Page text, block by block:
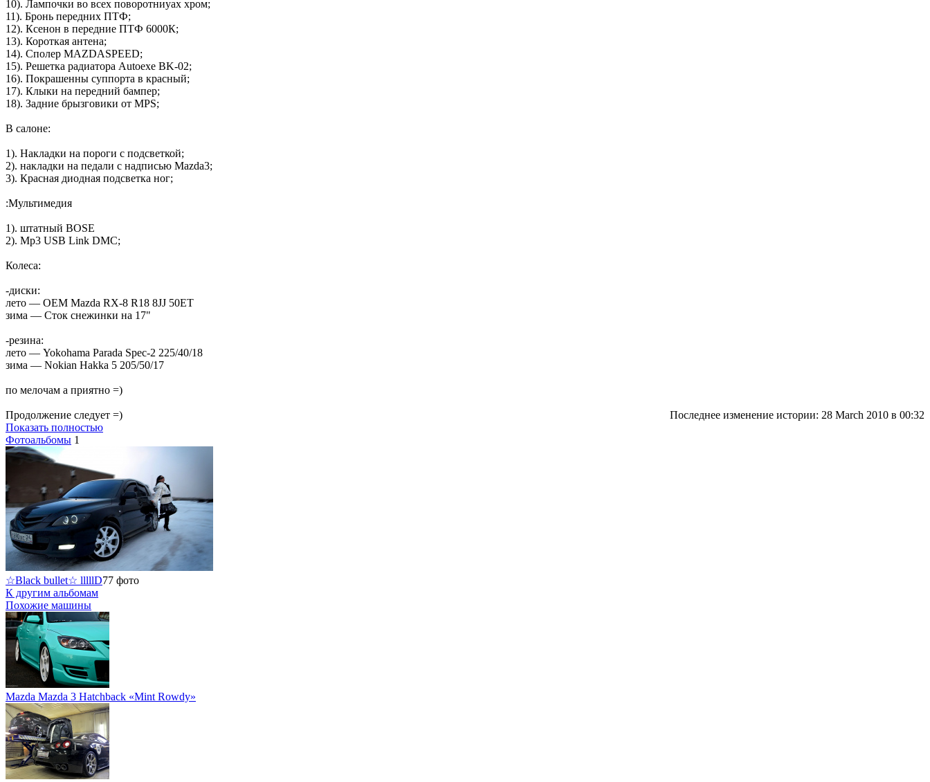
10). Лампочки во всех поворотниуах хром;
11). Бронь передних ПТФ;
12). Ксенон в передние ПТФ 6000К;
13). Короткая антена;
14). Сполер MAZDASPEED;
15). Решетка радиатора Autoexe BK-02;
16). Покрашенны суппорта в красный;
17). Клыки на передний бампер;
18). Задние брызговики от MPS;
В салоне:
1). Накладки на пороги с подсветкой;
2). накладки на педали с надписью Mazda3;
3). Красная диодная подсветка ног;
:Мультимедия
1). штатный BOSE
2). Mp3 USB Link DMC;
Колеса:
-диски:
лето — OEM Mazda RX-8 R18 8JJ 50ET
зима — Сток снежинки на 17"
-резина:
лето — Yokohama Parada Spec-2 225/40/18
зима — Nokian Hakka 5 205/50/17
по мелочам а приятно =)
Продолжение следует =) Последнее изменение истории: 28 March 2010 в 00:32
Показать полностью
Фотоальбомы 1
☆Black bullet☆ lllllD77 фото
К другим альбомам
Похожие машины
Mazda Mazda 3 Hatchback «Mint Rowdy»